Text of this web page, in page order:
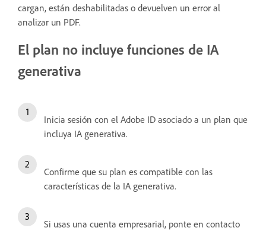
cargan, están deshabilitadas o devuelven un error al
analizar un PDF.
El plan no incluye funciones de IA
generativa
Inicia sesión con el Adobe ID asociado a un plan que
incluya IA generativa.
Confirme que su plan es compatible con las
características de la IA generativa.
Si usas una cuenta empresarial, ponte en contacto